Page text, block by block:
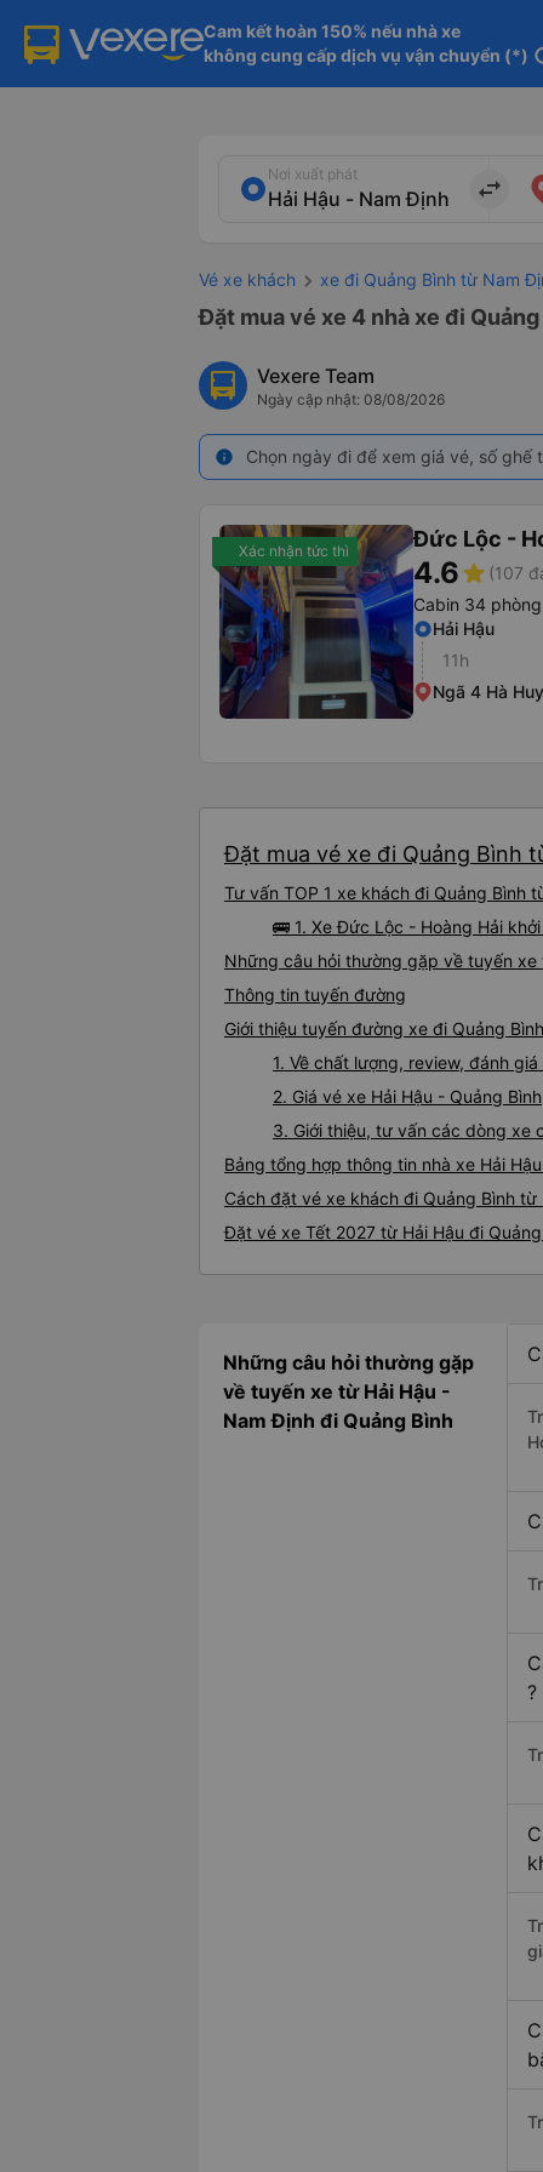
Cam kết hoàn 150% nếu nhà xe
không cung cấp dịch vụ vận chuyển (*)
Nơi xuất phát
import_export
Vé xe khách xe đi Quảng Bình từ Nam
Đặt mua vé xe 4 nhà xe đi
Vexere Team
Ngày cập nhật: 08/08/2026
info Chọn ngày đi để xem giá vé, số
Xác nhận tức thì Đức Lộc -
4.6star (107
Cabin 34
Hải Hậu
11h
Ngã 4 Hà
Đặt mua vé xe đi Quảng Bình
Tư vấn TOP 1 xe khách đi Quảng Bình
🚌 1. Xe Đức Lộc - Hoàng Hải
Những câu hỏi thường gặp về tuyến xe
Thông tin tuyến đường
Giới thiệu tuyến đường xe đi Quảng
1. Về chất lượng, review, đánh
2. Giá vé xe Hải Hậu - Quảng Bình
3. Giới thiệu, tư vấn các dòng xe
Bảng tổng hợp thông tin nhà xe Hải
Cách đặt vé xe khách đi Quảng Bình
Đặt vé xe Tết 2027 từ Hải Hậu đi
Những câu hỏi thường gặp
về tuyến xe từ Hải Hậu -
Nam Định đi Quảng Bình
?